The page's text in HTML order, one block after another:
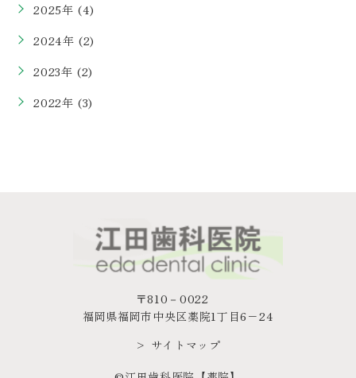
2025年 (4)
2024年 (2)
2023年 (2)
2022年 (3)
〒810－0022
福岡県福岡市中央区薬院1丁目6−24
> サイトマップ